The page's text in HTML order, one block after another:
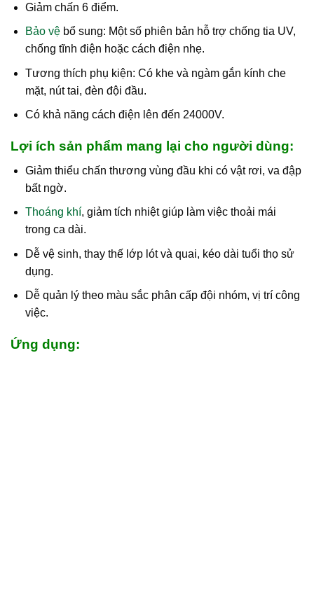
Giảm chấn 6 điểm.
Bảo vệbổ sung: Một số phiên bản hỗ trợ chống tia UV,
chống tĩnh điện hoặc cách điện nhẹ.
Tương thích phụ kiện: Có khe và ngàm gắn kính che
mặt, nút tai, đèn đội đầu.
Có khả năng cách điện lên đến 24000V.
Lợi ích sản phẩm mang lại cho người dùng:
Giảm thiểu chấn thương vùng đầu khi có vật rơi, va đập
bất ngờ.
Thoáng khí, giảm tích nhiệt giúp làm việc thoải mái
trong ca dài.
Dễ vệ sinh, thay thế lớp lót và quai, kéo dài tuổi thọ sử
dụng.
Dễ quản lý theo màu sắc phân cấp đội nhóm, vị trí công
việc.
Ứng dụng: